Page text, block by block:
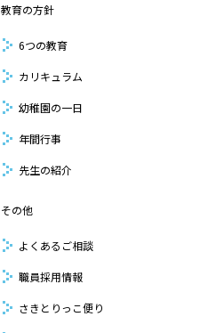
教育の方針
6つの教育
カリキュラム
幼稚園の一日
年間行事
先生の紹介
その他
よくあるご相談
職員採用情報
さきとりっこ便り